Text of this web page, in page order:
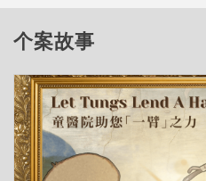
个案故事